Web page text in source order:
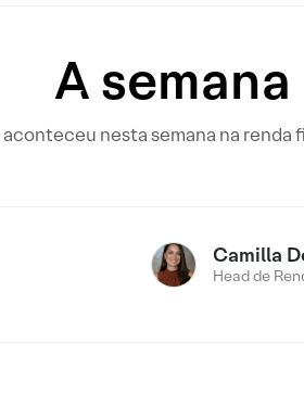
A
aconteceu nesta semana na renda
Camilla
Head de